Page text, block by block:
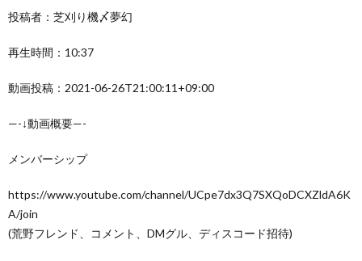
投稿者：芝刈り機〆夢幻
再生時間：10:37
動画投稿：2021-06-26T21:00:11+09:00
—-↓動画概要—-
メンバーシップ
https://www.youtube.com/channel/UCpe7dx3Q7SXQoDCXZldA6K
A/join
(荒野フレンド、コメント、DMグル、ディスコード招待)